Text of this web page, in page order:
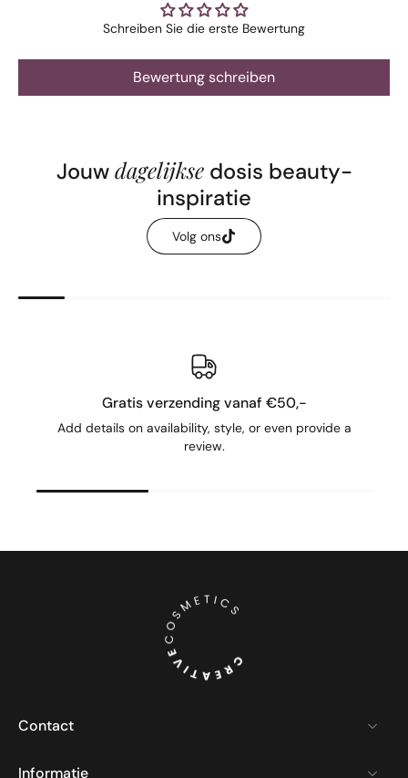
Schreiben Sie die erste Bewertung
Bewertung schreiben
Jouwdagelijksedosis beauty-
inspiratie
Volg ons
Gratis verzending vanaf €50,-
Add details on availability, style, or even provide a
review.
Contact
Informatie